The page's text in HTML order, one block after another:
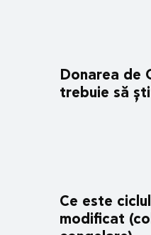
Donarea de
trebuie să
Ce este
modificat